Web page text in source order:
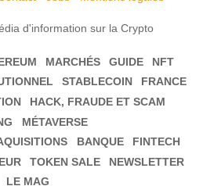
d'information sur la Crypto
MARCHÉS GUIDE
NFT
STABLECOIN
FRANCE
HACK, FRAUDE ET SCAM
MÉTAVERSE
BANQUE
FINTECH
TOKEN SALE
NEWSLETTER
LE MAG